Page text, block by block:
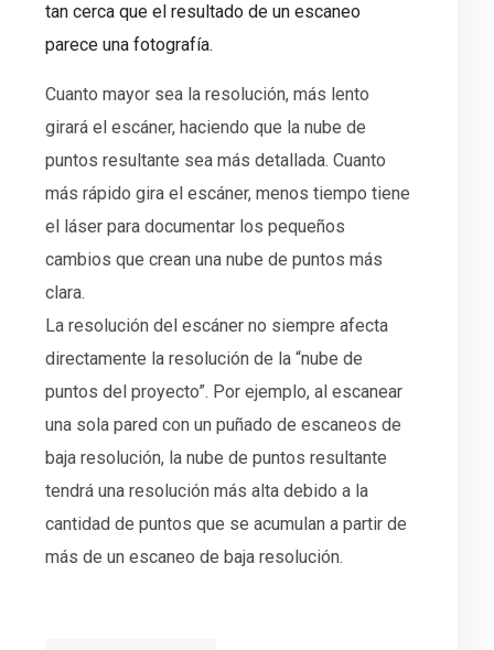
tan cerca que el resultado de un escaneo
parece una fotografía.
Cuanto mayor sea la resolución, más lento
girará el escáner, haciendo que la nube de
puntos resultante sea más detallada. Cuanto
más rápido gira el escáner, menos tiempo tiene
el láser para documentar los pequeños
cambios que crean una nube de puntos más
clara.
La resolución del escáner no siempre afecta
directamente la resolución de la “nube de
puntos del proyecto”. Por ejemplo, al escanear
una sola pared con un puñado de escaneos de
baja resolución, la nube de puntos resultante
tendrá una resolución más alta debido a la
cantidad de puntos que se acumulan a partir de
más de un escaneo de baja resolución.